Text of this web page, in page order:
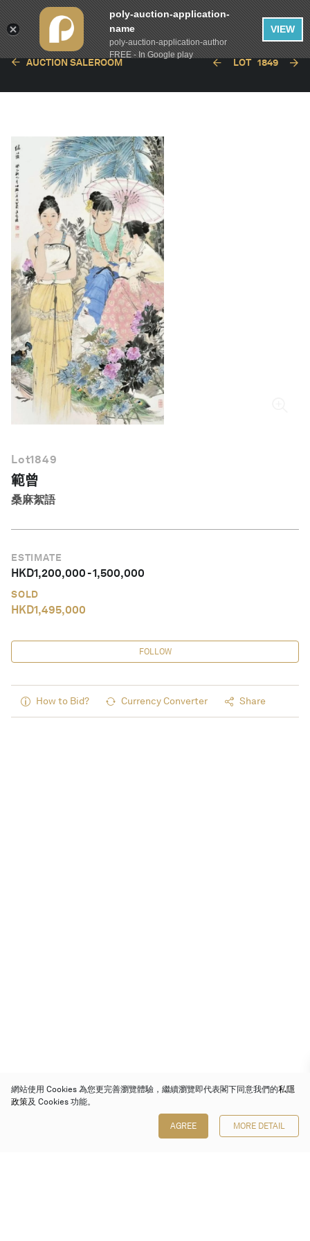
繁體中文
AUCTION SALEROOM LOT 1849
Lot1849
範曾
桑麻絮語
ESTIMATE
HKD1,200,000-1,500,000
SOLD
HKD1,495,000
FOLLOW
How to Bid? Currency Converter Share
網站使用 Cookies 為您更完善瀏覽體驗，繼續瀏覽即代表閣下同意我們的私隱
政策及 Cookies 功能。
AGREE MORE DETAIL
poly-auction-application-
name
poly-auction-application-author
FREE - In Google play
VIEW